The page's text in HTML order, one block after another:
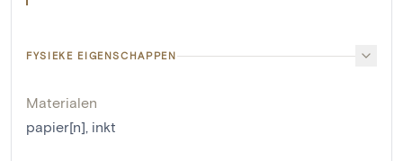
FYSIEKE EIGENSCHAPPEN
Materialen
papier[n], inkt